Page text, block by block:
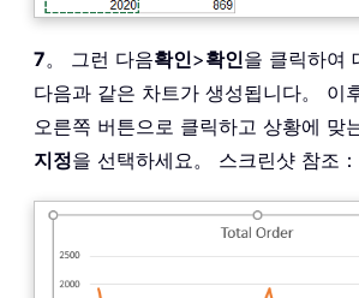
7。 그런 다음확인>확인을 클릭하여
다음과 같은 차트가 생성됩니다。 이
오른쪽 버튼으로 클릭하고 상황에 맞
지정을 선택하세요。 스크린샷 참조：